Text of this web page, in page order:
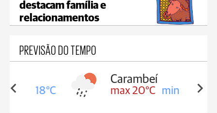
destacam família e
relacionamentos
PREVISÃO DO TEMPO
18°C
Carambeí
max 20°C min 18°C